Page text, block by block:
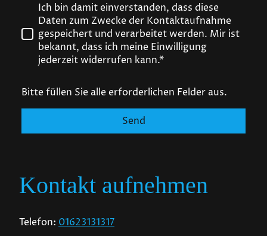
Ich bin damit einverstanden, dass diese
Daten zum Zwecke der Kontaktaufnahme
gespeichert und verarbeitet werden. Mir ist
bekannt, dass ich meine Einwilligung
jederzeit widerrufen kann.*
Bitte füllen Sie alle erforderlichen Felder aus.
Send
Kontakt aufnehmen
Telefon: 01623131317